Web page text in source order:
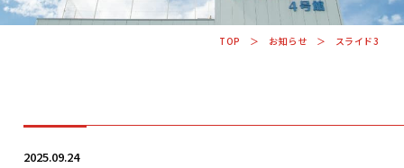
TOP お知らせ スライド3
2025.09.24